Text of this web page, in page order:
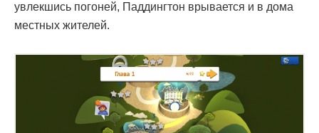
увлекшись погоней, Паддингтон врывается и в дома
местных жителей.